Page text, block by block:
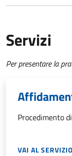
Servizi
Per presentare la
Procedimento
VAI AL SERVIZIO